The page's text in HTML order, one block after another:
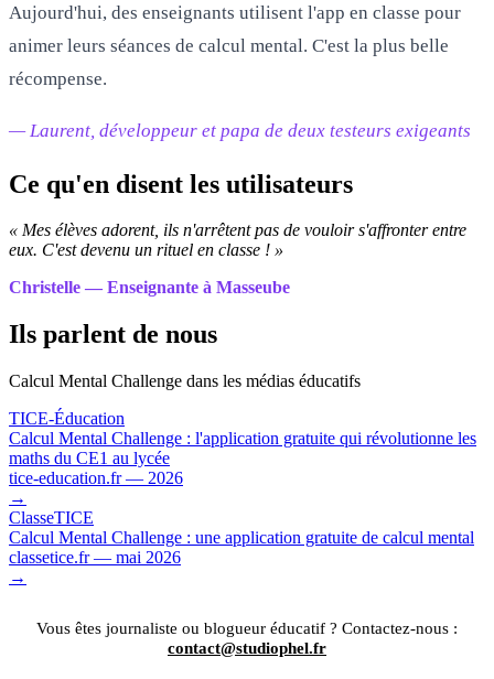
Aujourd'hui, des enseignants utilisent l'app en classe pour
animer leurs séances de calcul mental. C'est la plus belle
récompense.
— Laurent, développeur et papa de deux testeurs exigeants
Ce qu'en disent les utilisateurs
« Mes élèves adorent, ils n'arrêtent pas de vouloir s'affronter entre
eux. C'est devenu un rituel en classe ! »
Christelle — Enseignante à Masseube
Ils parlent de nous
Calcul Mental Challenge dans les médias éducatifs
TICE-Éducation
Calcul Mental Challenge : l'application gratuite qui révolutionne les
maths du CE1 au lycée
tice-education.fr — 2026
→
ClasseTICE
Calcul Mental Challenge : une application gratuite de calcul mental
classetice.fr — mai 2026
→
Vous êtes journaliste ou blogueur éducatif ? Contactez-nous :
contact@studiophel.fr